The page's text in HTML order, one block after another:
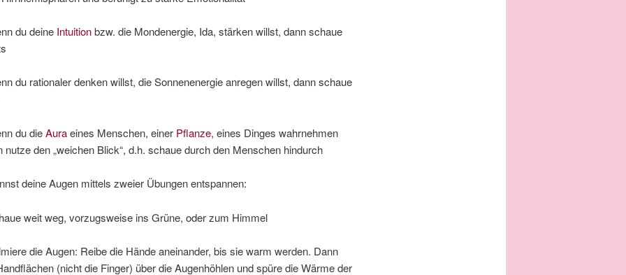
deine Intuitionbzw. die Mondenergie, Ida, stärken willst, dann schaue
rationaler denken willst, die Sonnenenergie anregen willst, dann schaue
du dieAuraeines Menschen, einer Pflanze, eines Dinges wahrnehmen
nutze den „weichen Blick“, d.h. schaue durch den Menschen hindurch
deine Augen mittels zweier Übungen entspannen:
weg, vorzugsweise ins Grüne, oder zum Himmel
die Augen: Reibe die Hände aneinander, bis sie warm werden. Dann
(nicht die Finger) über die Augenhöhlen und spüre die Wärme der